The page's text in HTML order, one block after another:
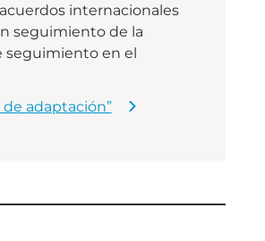
internacionales
seguimiento de la
seguimiento en el
adaptación”